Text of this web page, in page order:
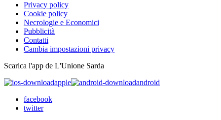
Privacy policy
Cookie policy
Necrologie e Economici
Pubblicità
Contatti
Cambia impostazioni privacy
Scarica l'app de L'Unione Sarda
apple
android
facebook
twitter